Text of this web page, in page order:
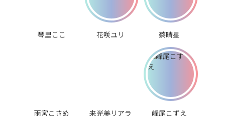
琴里ここ 花咲ユリ 蔡晴星
雨宮こさめ 来光美リアラ 峰尾こずえ